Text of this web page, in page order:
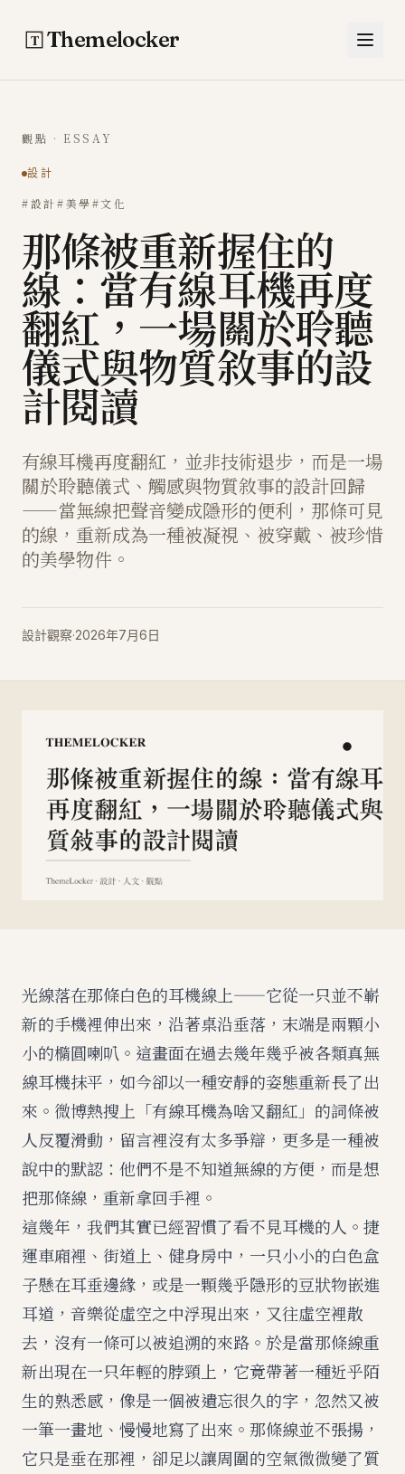
Themelocker
觀點 · ESSAY
設計
#設計#美學#文化
那條被重新握住的
線：當有線耳機再度
翻紅，一場關於聆聽
儀式與物質敘事的設
計閱讀
有線耳機再度翻紅，並非技術退步，而是一場
關於聆聽儀式、觸感與物質敘事的設計回歸
——當無線把聲音變成隱形的便利，那條可見
的線，重新成為一種被凝視、被穿戴、被珍惜
的美學物件。
設計觀察·2026年7月6日
光線落在那條白色的耳機線上——它從一只並不嶄
新的手機裡伸出來，沿著桌沿垂落，末端是兩顆小
小的橢圓喇叭。這畫面在過去幾年幾乎被各類真無
線耳機抹平，如今卻以一種安靜的姿態重新長了出
來。微博熱搜上「有線耳機為啥又翻紅」的詞條被
人反覆滑動，留言裡沒有太多爭辯，更多是一種被
說中的默認：他們不是不知道無線的方便，而是想
把那條線，重新拿回手裡。
這幾年，我們其實已經習慣了看不見耳機的人。捷
運車廂裡、街道上、健身房中，一只小小的白色盒
子懸在耳垂邊緣，或是一顆幾乎隱形的豆狀物嵌進
耳道，音樂從虛空之中浮現出來，又往虛空裡散
去，沒有一條可以被追溯的來路。於是當那條線重
新出現在一只年輕的脖頸上，它竟帶著一種近乎陌
生的熟悉感，像是一個被遺忘很久的字，忽然又被
一筆一畫地、慢慢地寫了出來。那條線並不張揚，
它只是垂在那裡，卻足以讓周圍的空氣微微變了質